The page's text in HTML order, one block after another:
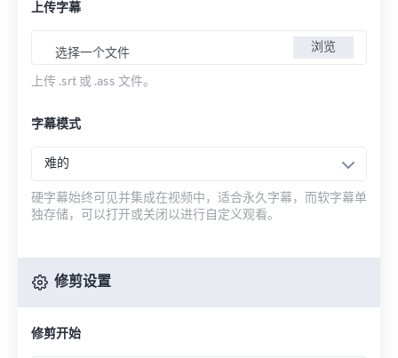
上传字幕
选择一个文件 浏览
上传 .srt 或 .ass 文件。
字幕模式
难的
硬字幕始终可见并集成在视频中，适合永久字幕，而软字幕单
独存储，可以打开或关闭以进行自定义观看。
修剪设置
修剪开始